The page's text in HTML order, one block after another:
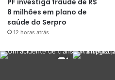
8 milhões em plano de
saúde do Serpro
12 horas atrás